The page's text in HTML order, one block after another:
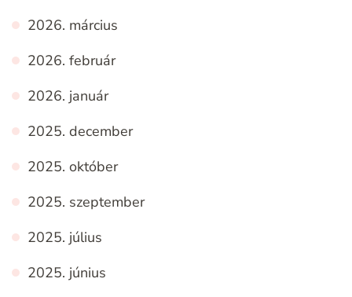
2026. március
2026. február
2026. január
2025. december
2025. október
2025. szeptember
2025. július
2025. június